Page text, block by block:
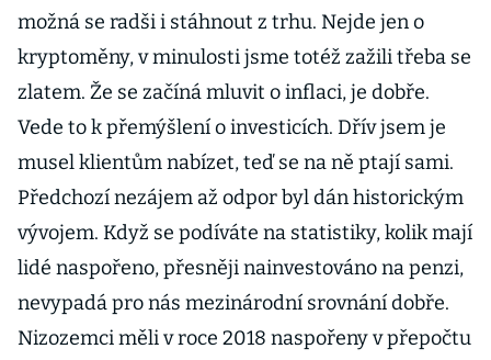
možná se radši i stáhnout z trhu. Nejde jen o
kryptoměny, v minulosti jsme totéž zažili třeba se
zlatem. Že se začíná mluvit o inflaci, je dobře.
Vede to k přemýšlení o investicích. Dřív jsem je
musel klientům nabízet, teď se na ně ptají sami.
Předchozí nezájem až odpor byl dán historickým
vývojem. Když se podíváte na statistiky, kolik mají
lidé naspořeno, přesněji nainvestováno na penzi,
nevypadá pro nás mezinárodní srovnání dobře.
Nizozemci měli v roce 2018 naspořeny v přepočtu